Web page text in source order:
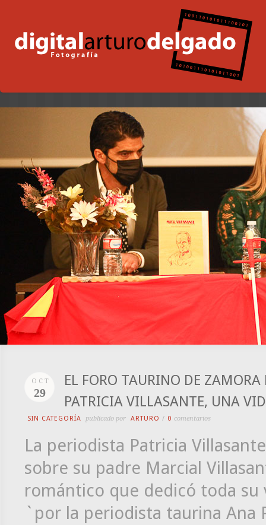
OCT
29
EL FORO TAURINO DE ZAMORA
PATRICIA VILLASANTE, UNA
SIN CATEGORÍA publicado por ARTURO / 0 comentarios
La periodista Patricia
sobre su padre Marcial
romántico que dedicó toda
`por la periodista taurina Ana